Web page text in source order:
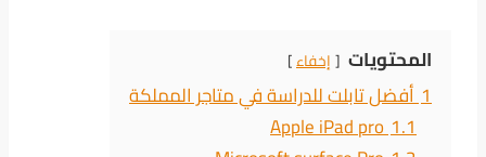
المحتويات إخفاء
1أفضل تابلت للدراسة في متاجر المملكة
1.1
Apple iPad pro